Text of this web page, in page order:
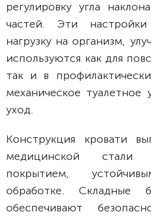
регулировку угла
частей. Эти
нагрузку на организм,
используются как для
так и в
механическое туалетное
уход.
Конструкция кровати
медицинской стали
покрытием,
обработке. Складные
обеспечивают